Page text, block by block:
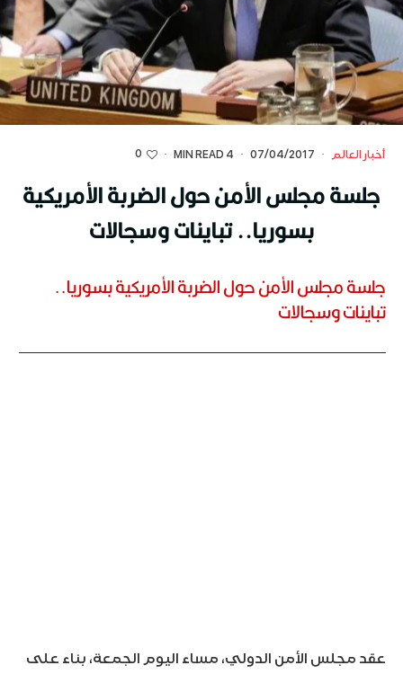
أخبار العالم ·
07/04/2017
·
4 MIN READ
·
0
جلسة مجلس الأمن حول الضربة الأمريكية
بسوريا.. تباينات وسجالات
جلسة مجلس الأمن حول الضربة الأمريكية بسوريا..
تباينات وسجالات
عقد مجلس الأمن الدولي، مساء اليوم الجمعة، بناء على